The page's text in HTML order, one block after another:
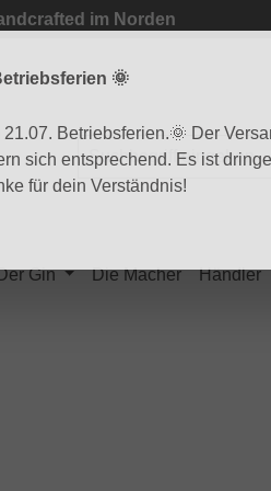
im Norden
Gin Die Macher Händler
🌞
Betriebsferien.🌞 Der
sich entsprechend. Es ist
für dein Verständnis!